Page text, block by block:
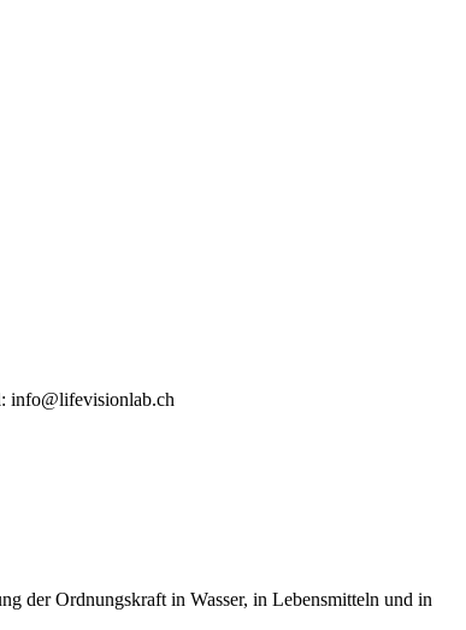
info@lifevisionlab.ch
der Ordnungskraft in Wasser, in Lebensmitteln und in